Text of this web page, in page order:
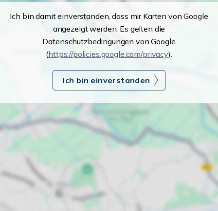
Ich bin damit einverstanden, dass mir Karten von Google
angezeigt werden. Es gelten die
Datenschutzbedingungen von Google
(https://policies.google.com/privacy).
Ich bin einverstanden